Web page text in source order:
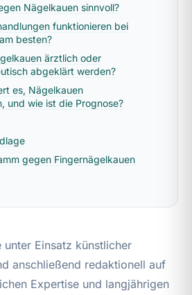
Nägelkauen sinnvoll?
funktionieren bei
besten?
ärztlich oder
abgeklärt werden?
es, Nägelkauen
und wie ist die Prognose?
gegen Fingernägelkauen
Einsatz künstlicher
anschließend redaktionell auf
Expertise und langjährigen